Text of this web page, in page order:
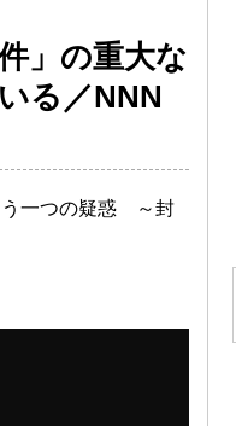
」の重大な
る／NNN
う一つの疑惑 ～封